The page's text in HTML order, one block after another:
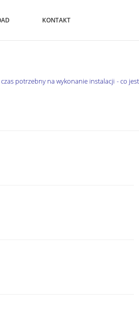
KONTAKT
potrzebny na wykonanie instalacji - co jest